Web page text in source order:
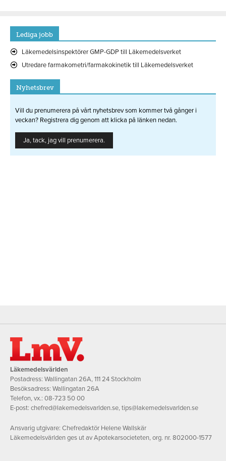
Lediga jobb
Läkemedelsinspektörer GMP-GDP till Läkemedelsverket
Utredare farmakometri/farmakokinetik till Läkemedelsverket
Nyhetsbrev
Vill du prenumerera på vårt nyhetsbrev som kommer två gånger i
veckan? Registrera dig genom att klicka på länken nedan.
Ja, tack, jag vill prenumerera.
Läkemedelsvärlden
Postadress: Wallingatan 26A, 111 24 Stockholm
Besöksadress: Wallingatan 26A
Telefon, vx.: 08-723 50 00
E-post: chefred@lakemedelsvarlden.se,tips@lakemedelsvarlden.se
Ansvarig utgivare: Chefredaktör Helene Wallskär
Läkemedelsvärlden ges ut av Apotekarsocieteten, org. nr. 802000-1577